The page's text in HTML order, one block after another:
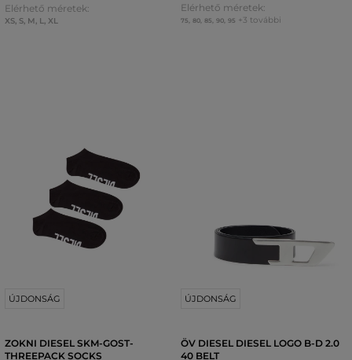
Elérhető méretek:
XS, S, M, L, XL
Elérhető méretek:
75 80, 85 90, 95 +3 további
ÚJDONSÁG
ZOKNI DIESEL SKM-GOST-
THREEPACK SOCKS
ÚJDONSÁG
ÖV DIESEL DIESEL LOGO B-D 2.0
40 BELT